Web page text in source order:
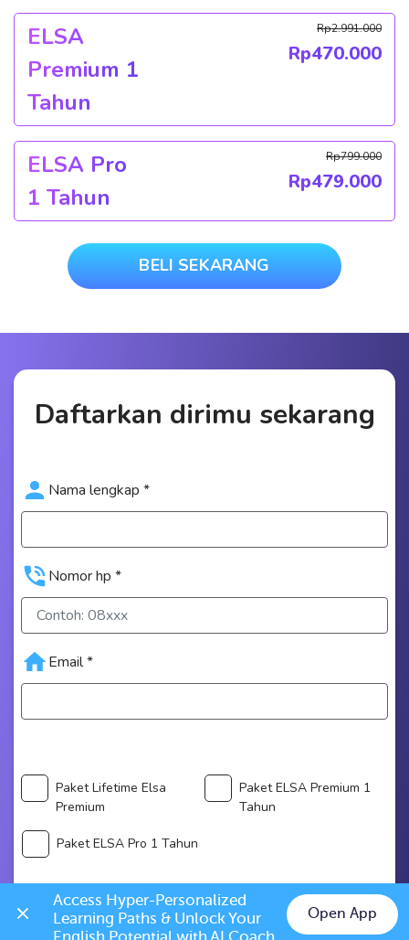
ELSA
Premium 1
Tahun
Rp2.991.000
Rp470.000
ELSA Pro
1 Tahun
Rp799.000
Rp479.000
BELI SEKARANG
Daftarkan dirimu sekarang
Nama lengkap *
Nomor hp *
Email *
Paket Lifetime Elsa
Premium
Paket ELSA Premium 1
Tahun
Paket ELSA Pro 1 Tahun
Rasakan manfaat ELSA PRO
Access Hyper-Personalized
Learning Paths & Unlock Your
Open App